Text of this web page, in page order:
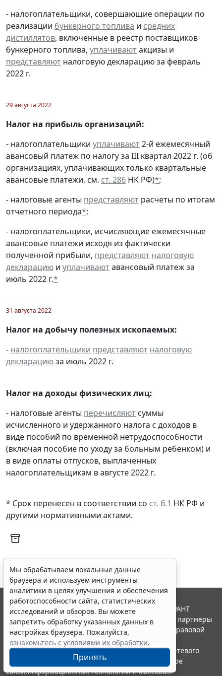
- налогоплательщики, совершающие операции по
реализации бункерного топлива и средних
дистиллятов, включенные в реестр поставщиков
бункерного топлива, уплачиваютакцизы и
представляют налоговую декларацию за февраль
2022 г.
29 августа 2022
Налог на прибыль организаций:
- налогоплательщики уплачивают2-й ежемесячный
авансовый платеж по налогу за III квартал 2022 г. (об
организациях, уплачивающих только квартальные
авансовые платежи, см. ст. 286 НК РФ)*;
- налоговые агенты представляют расчеты по итогам
отчетного периода*;
- налогоплательщики, исчисляющие ежемесячные
авансовые платежи исходя из фактически
полученной прибыли, представляют налоговую
декларацию и уплачиваютавансовый платеж за
июль 2022 г.*
31 августа 2022
Налог на добычу полезных ископаемых:
- налогоплательщики представляют налоговую
декларациюза июль 2022 г.
Налог на доходы физических лиц:
- налоговые агенты перечисляют суммы
исчисленного и удержанного налога с доходов в
виде пособий по временной нетрудоспособности
(включая пособие по уходу за больным ребенком) и
в виде оплаты отпусков, выплаченных
налогоплательщикам в августе 2022 г.
* Срок перенесен в соответствии со ст. 6.1 НК РФ и
другими нормативными актами.
Мы обрабатываем локальные данные
браузера и используем инструменты
аналитики в целях улучшения и обеспечения
работоспособности сайта, статистических
исследований и обзоров. Вы можете
запретить обработку указанных данных в
настройках браузера. Пожалуйста,
ознакомьтесь с условиями их обработки.
Принять
© ООО "НПП "ГАРАНТ-СЕРВИС", 2026. Система ГАРАНТ
выпускается с 1990 года. Компания "Гарант" и ее партнеры
являются участниками Российской ассоциации правовой
информации ГАРАНТ.
Портал ГАРАНТ.РУ зарегистрирован в качестве сетевого
издания Федеральной службой по надзору в сфере
связи,информационных технологий и массовых